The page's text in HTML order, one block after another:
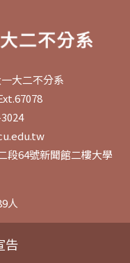
大二不分系
段64號新聞館二樓大學
人
告